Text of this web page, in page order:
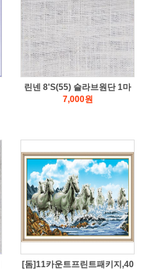
린넨 8'S(55) 슬라브원단 1마
7,000원
[돔]11카운트프린트패키지,40